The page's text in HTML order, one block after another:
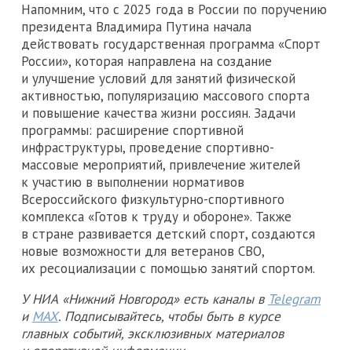
Напомним, что с 2025 года в России по поручению
президента Владимира Путина начала
действовать государственная программа «Спорт
России», которая направлена на создание
и улучшение условий для занятий физической
активностью, популяризацию массового спорта
и повышение качества жизни россиян. Задачи
программы: расширение спортивной
инфраструктуры, проведение спортивно-
массовые мероприятий, привлечение жителей
к участию в выполнении нормативов
Всероссийского физкультурно-спортивного
комплекса «Готов к труду и обороне». Также
в стране развивается детский спорт, создаются
новые возможности для ветеранов СВО,
их ресоциализации с помощью занятий спортом.
У НИА «Нижний Новгород» есть каналы в Telegram
и MAX. Подписывайтесь, чтобы быть в курсе
главных событий, эксклюзивных материалов